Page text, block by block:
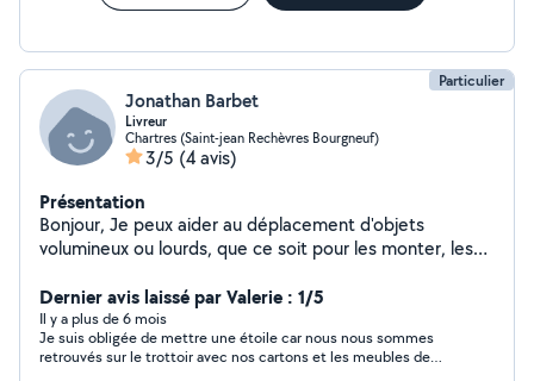
Particulier
Jonathan Barbet
Livreur
Chartres (Saint-jean Rechèvres Bourgneuf)
3/5 (4 avis)
Présentation
Bonjour, Je peux aider au déplacement d'objets
volumineux ou lourds, que ce soit pour les monter, les
Exemples d'objets que je peux manipuler : frigos, lave-
linge, sèche-linge canapés, lits, matelas, meubles
cartons, petits encombrants, divers objets du quotidien
Je peux également venir récupérer des objets dont
Dernier avis laissé par Valerie : 1/5
Il y a plus de 6 mois
Je suis obligée de mettre une étoile car nous nous sommes
retrouvés sur le trottoir avec nos cartons et les meubles de